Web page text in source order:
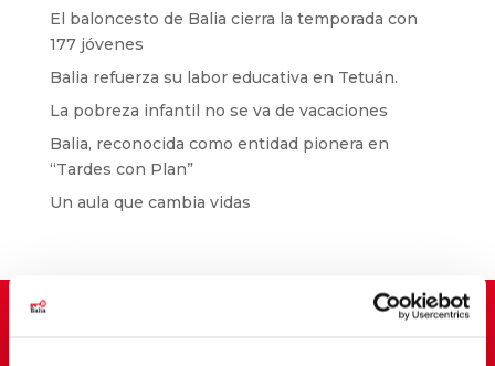
El baloncesto de Balia cierra la temporada con
177 jóvenes
Balia refuerza su labor educativa en Tetuán.
La pobreza infantil no se va de vacaciones
Balia, reconocida como entidad pionera en
“Tardes con Plan”
Un aula que cambia vidas